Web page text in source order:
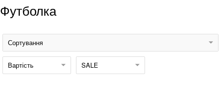
Футболка
Сортування
Вартість SALE